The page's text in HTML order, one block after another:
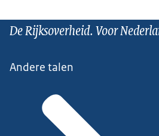
De Rijksoverheid. Voor
Andere talen